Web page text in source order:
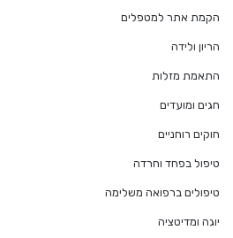
הקמת אתר למטפלים
הריון ולידה
התאמת מזלות
חגים ומועדים
חוקים רוחניים
טיפול בפחד וחרדה
טיפולים ברפואה משלימה
יוגה ומדיטציה